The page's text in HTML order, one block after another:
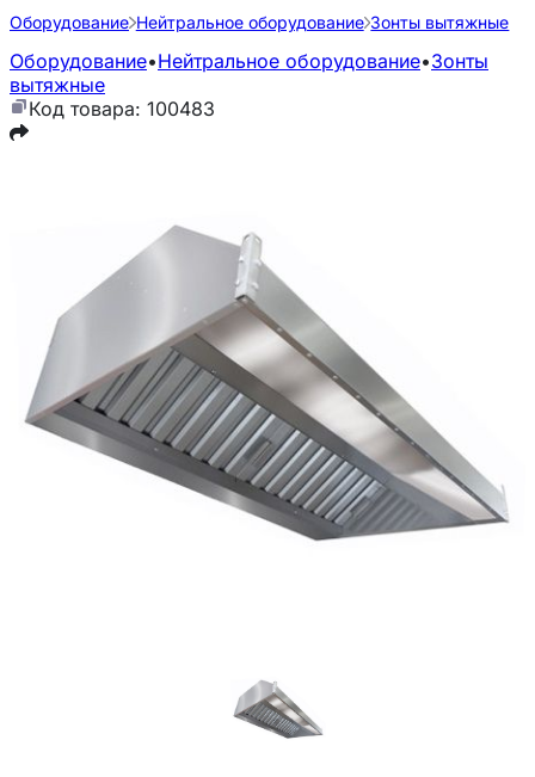
Оборудование Нейтральное оборудование Зонты вытяжные
Оборудование•Нейтральное оборудование•Зонты
вытяжные
Код товара: 100483